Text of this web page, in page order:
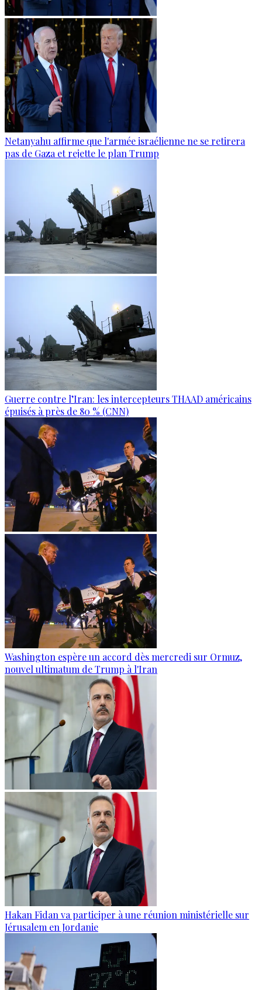
Netanyahu affirme que l'armée israélienne ne se retirera
pas de Gaza et rejette le plan Trump
Guerre contre l’Iran: les intercepteurs THAAD américains
épuisés à près de 80 % (CNN)
Washington espère un accord dès mercredi sur Ormuz,
nouvel ultimatum de Trump à l'Iran
Hakan Fidan va participer à une réunion ministérielle sur
Jérusalem en Jordanie